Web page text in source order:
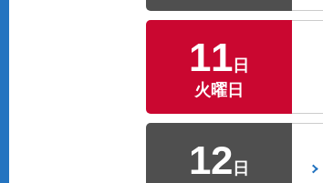
11 日
火曜日
12 日